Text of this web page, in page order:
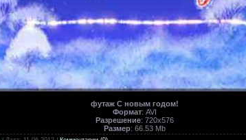
футаж С новым годом!
Формат: AVI
Разрешение: 720х576
Размер: 66.53 Mb